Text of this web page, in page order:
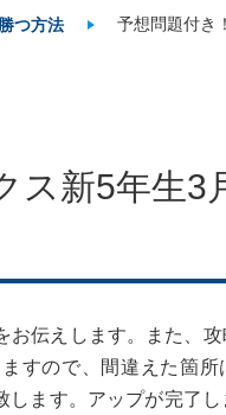
つ方法 予想問題付き
ス新5年生
伝えします。また、
すので、間違えた箇
ます。アップが完了